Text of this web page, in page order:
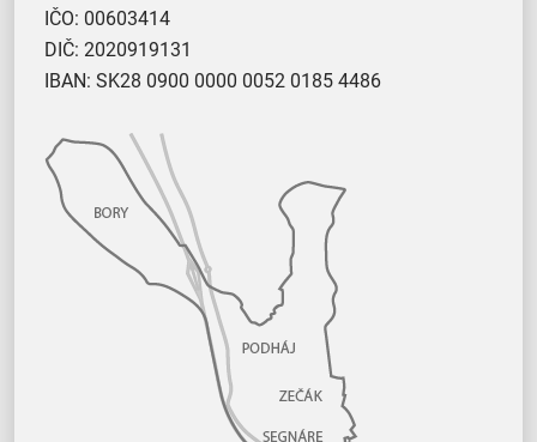
IČO: 00603414
DIČ: 2020919131
IBAN: SK28 0900 0000 0052 0185 4486